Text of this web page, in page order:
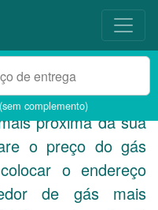
complemento)
próxima da sua
o preço do gás
o endereço
de gás mais